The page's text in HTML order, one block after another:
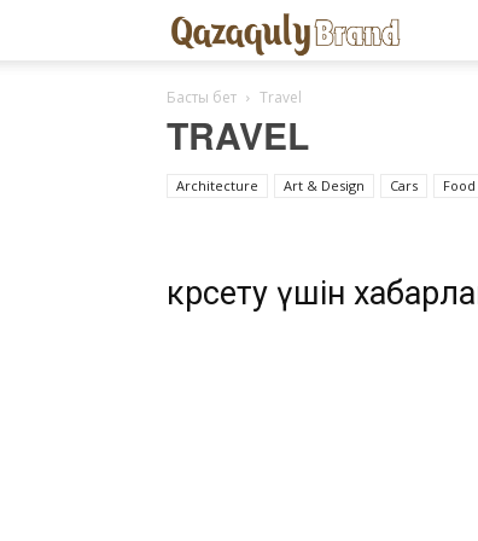
Басты бет Travel
TRAVEL
Architecture Art & Design Cars Food
көрсету үшін